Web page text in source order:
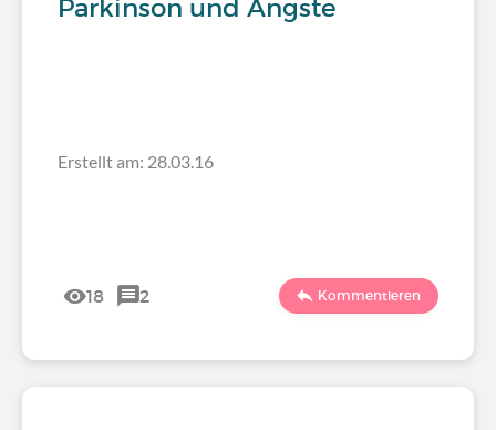
Parkinson und Ängste
Erstellt am: 28.03.16
18 2 Kommentieren